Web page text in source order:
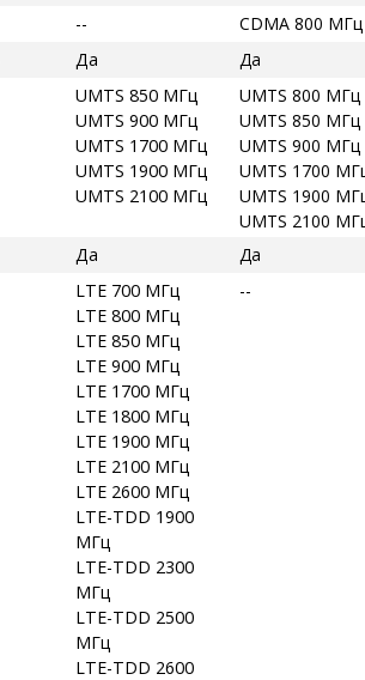
--
CDMA 800 МГц
Да
Да
UMTS 850 МГц
UMTS 900 МГц
UMTS 1700 МГц
UMTS 1900 МГц
UMTS 2100 МГц
UMTS 800 МГц
UMTS 850 МГц
UMTS 900 МГц
UMTS 1700
UMTS 1900
UMTS 2100
Да
Да
LTE 700 МГц
LTE 800 МГц
LTE 850 МГц
LTE 900 МГц
LTE 1700 МГц
LTE 1800 МГц
LTE 1900 МГц
LTE 2100 МГц
LTE 2600 МГц
LTE-TDD 1900
МГц
LTE-TDD 2300
МГц
LTE-TDD 2500
МГц
LTE-TDD 2600
--